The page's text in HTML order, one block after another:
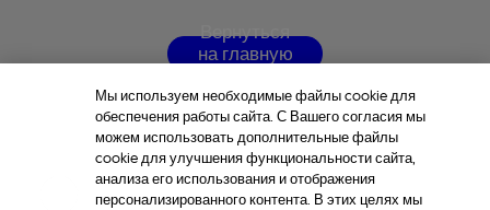
Вернуться
на главную
Мы используем необходимые файлы cookie для
обеспечения работы сайта. С Вашего согласия мы
можем использовать дополнительные файлы
cookie для улучшения функциональности сайта,
анализа его использования и отображения
персонализированного контента. В этих целях мы